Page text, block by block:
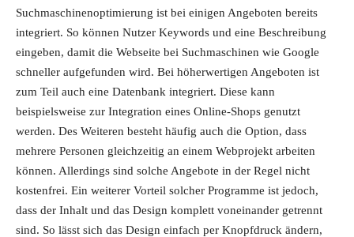
Suchmaschinenoptimierung ist bei einigen Angeboten bereits
integriert. So können Nutzer Keywords und eine Beschreibung
eingeben, damit die Webseite bei Suchmaschinen wie Google
schneller aufgefunden wird. Bei höherwertigen Angeboten ist
zum Teil auch eine Datenbank integriert. Diese kann
beispielsweise zur Integration eines Online-Shops genutzt
werden. Des Weiteren besteht häufig auch die Option, dass
mehrere Personen gleichzeitig an einem Webprojekt arbeiten
können. Allerdings sind solche Angebote in der Regel nicht
kostenfrei. Ein weiterer Vorteil solcher Programme ist jedoch,
dass der Inhalt und das Design komplett voneinander getrennt
sind. So lässt sich das Design einfach per Knopfdruck ändern,